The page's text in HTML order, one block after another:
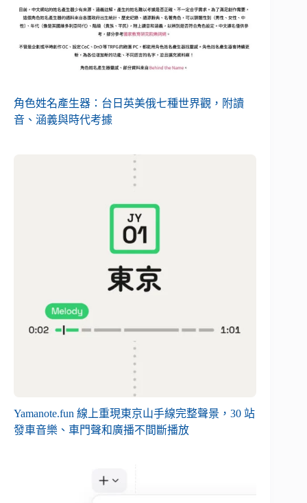
角色姓名產生器：台日英美俄七種世界觀，附讀
音、涵義與時代考據
Yamanote.fun 線上重現東京山手線完整聲景，30 站
發車音樂、車門聲和廣播不間斷播放